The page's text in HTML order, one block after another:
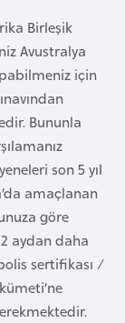
Birleşik
Avustralya
için
Bununla
son 5 yıl
amaçlanan
göre
aydan daha
sertifikası /